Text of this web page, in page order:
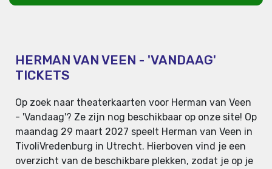
HERMAN VAN VEEN - 'VANDAAG'
TICKETS
Op zoek naar theaterkaarten voor Herman van Veen
- 'Vandaag'? Ze zijn nog beschikbaar op onze site! Op
maandag 29 maart 2027 speelt Herman van Veen in
TivoliVredenburg in Utrecht. Hierboven vind je een
overzicht van de beschikbare plekken, zodat je op je